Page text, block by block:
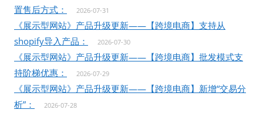
置售后方式：
2026-07-31
《展示型网站》产品升级更新——【跨境电商】支持从
shopify导入产品：
2026-07-30
《展示型网站》产品升级更新——【跨境电商】批发模式支
持阶梯优惠：
2026-07-29
《展示型网站》产品升级更新——【跨境电商】新增“交易分
析”：
2026-07-28